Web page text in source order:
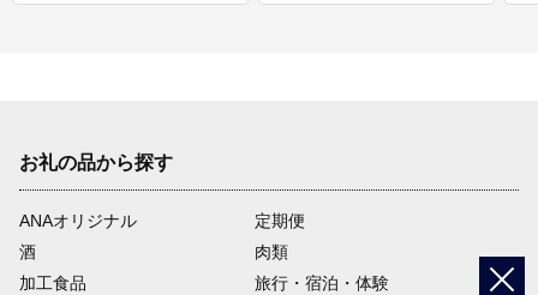
お礼の品から探す
ANAオリジナル
定期便
酒
肉類
加工食品
旅行・宿泊・体験